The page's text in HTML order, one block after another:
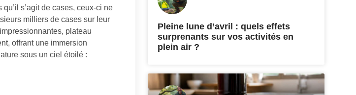
s’agit de cases, ceux-ci ne
milliers de cases sur leur
plateau
offrant une immersion
sous un ciel étoilé :
Pleine lune d’avril : quels effets
surprenants sur vos activités en
plein air ?